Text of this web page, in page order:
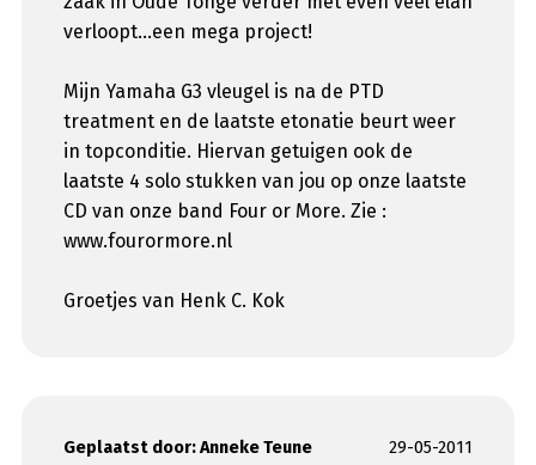
verloopt...een mega project!
Mijn Yamaha G3 vleugel is na de PTD
treatment en de laatste etonatie beurt weer
in topconditie. Hiervan getuigen ook de
laatste 4 solo stukken van jou op onze laatste
CD van onze band Four or More. Zie :
www.fourormore.nl
Groetjes van Henk C. Kok
29-05-2011
Geplaatst door:Anneke Teune